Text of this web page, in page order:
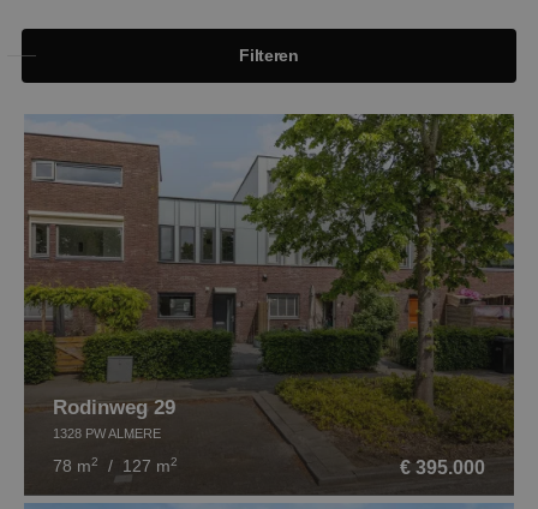
Filteren
Rodinweg 29
1328 PW ALMERE
78 m2 / 127 m2 € 395.000